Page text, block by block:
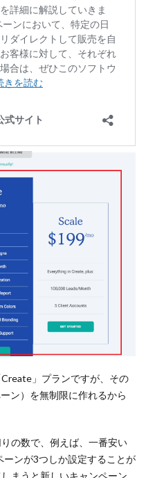
」プランですが、その
ン）を無制限に作れるから
の数で、例えば、一番安い
ンが3つしか設定することが
まうと新しいキャンペーン